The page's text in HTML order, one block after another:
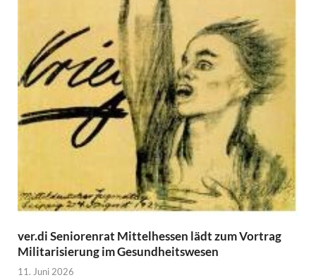
ver.di Seniorenrat Mittelhessen lädt zum Vortrag
Militarisierung im Gesundheitswesen
11. Juni 2026